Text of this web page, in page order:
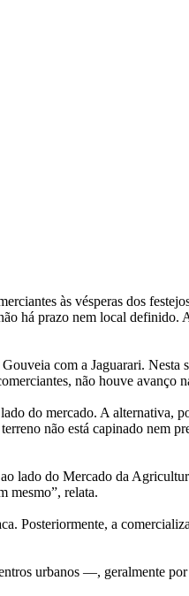
às vésperas dos
há prazo nem local definido.
com a Jaguarari. Nesta
não houve avanço
do mercado. A alternativa,
não está capinado nem
lado do Mercado da
mesmo”, relata.
Posteriormente, a
urbanos —, geralmente